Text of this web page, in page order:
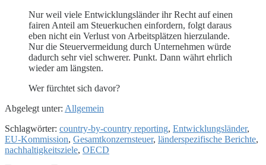
Nur weil viele Entwicklungsländer ihr Recht auf einen
fairen Anteil am Steuerkuchen einfordern, folgt daraus
eben nicht ein Verlust von Arbeitsplätzen hierzulande.
Nur die Steuervermeidung durch Unternehmen würde
dadurch sehr viel schwerer. Punkt. Dann währt ehrlich
wieder am längsten.
Wer fürchtet sich davor?
Abgelegt unter: Allgemein
Schlagwörter: country-by-country reporting, Entwicklungsländer,
EU-Kommission, Gesamtkonzernsteuer, länderspezifische Berichte,
nachhaltigkeitsziele, OECD